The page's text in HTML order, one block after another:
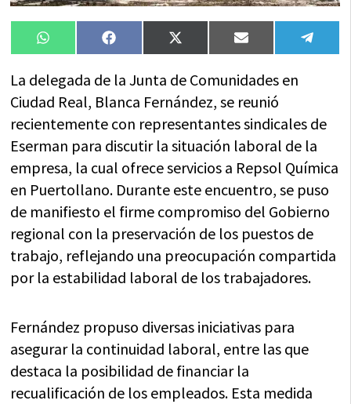
Compartir
en
WhatsAppCompartir
en
FacebookCompartir
en
X
(Twitter)
Compartir
en
Email
en
La delegada de la Junta de Comunidades en
Ciudad Real, Blanca Fernández, se reunió
recientemente con representantes sindicales de
Eserman para discutir la situación laboral de la
empresa, la cual ofrece servicios a Repsol Química
en Puertollano. Durante este encuentro, se puso
de manifiesto el firme compromiso del Gobierno
regional con la preservación de los puestos de
trabajo, reflejando una preocupación compartida
por la estabilidad laboral de los trabajadores.
Fernández propuso diversas iniciativas para
asegurar la continuidad laboral, entre las que
destaca la posibilidad de financiar la
recualificación de los empleados. Esta medida